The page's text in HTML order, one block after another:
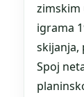
zimskim
igrama
skijanja,
Spoj